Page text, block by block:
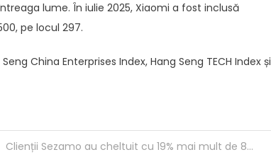
lume. În iulie 2025, Xiaomi a fost inclusă
pe locul 297.
China Enterprises Index, Hang Seng TECH Index și
Clienții Sezamo au cheltuit cu 19% mai mult de 8 Martie: florile, ciocolata și vinul au dominat comenzile Sezamo